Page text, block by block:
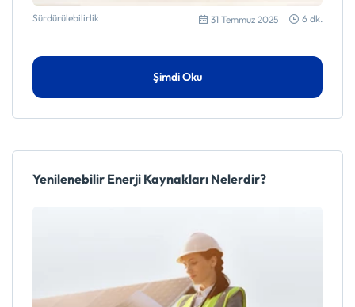
Sürdürülebilirlik 31 Temmuz 2025 6 dk.
Şimdi Oku
Yenilenebilir Enerji Kaynakları Nelerdir?